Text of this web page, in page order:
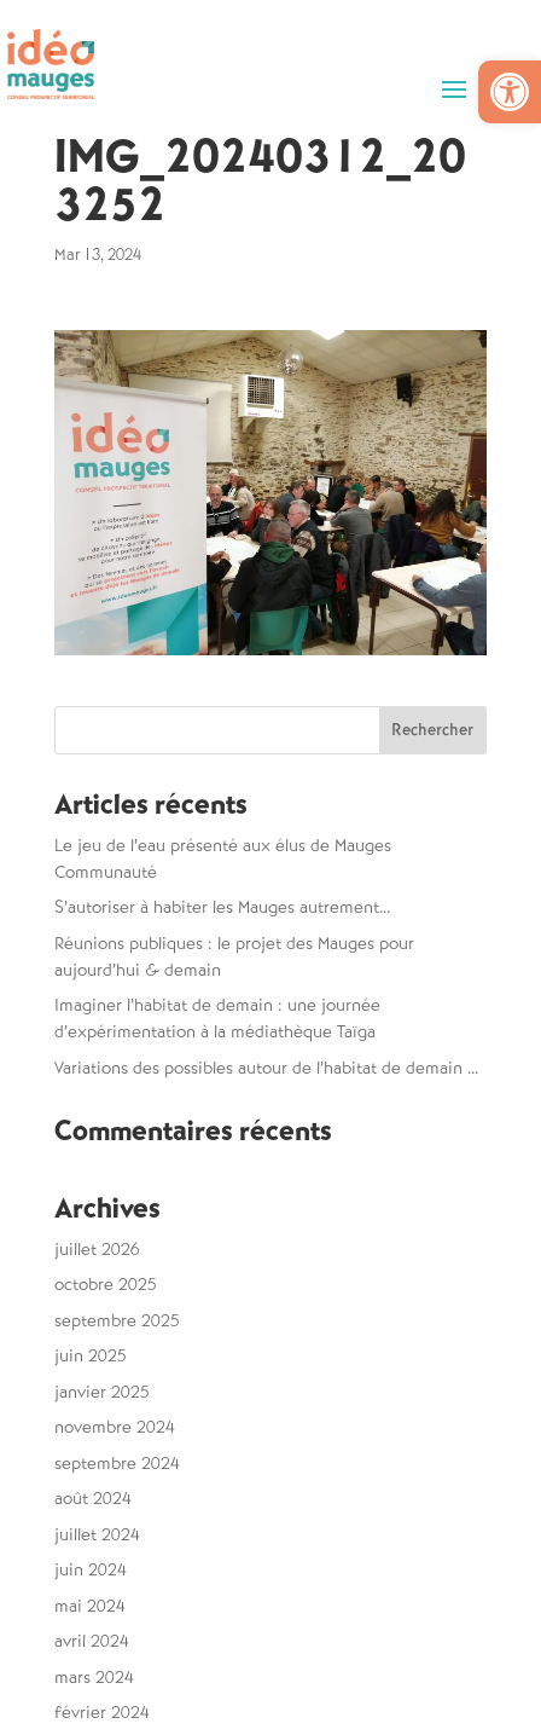
to
content
to
content
IMG_20240312_20
3252
Mar 13, 2024
Rechercher :
Articles récents
Le jeu de l’eau présenté aux élus de Mauges
Communauté
S’autoriser à habiter les Mauges autrement…
Réunions publiques : le projet des Mauges pour
aujourd’hui & demain
Imaginer l’habitat de demain : une journée
d’expérimentation à la médiathèque Taïga
Variations des possibles autour de l’habitat de demain …
Commentaires récents
Archives
juillet 2026
octobre 2025
septembre 2025
juin 2025
janvier 2025
novembre 2024
septembre 2024
août 2024
juillet 2024
juin 2024
mai 2024
avril 2024
mars 2024
février 2024